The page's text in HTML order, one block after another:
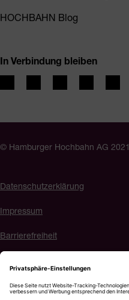
HOCHBAHN Blog
In Verbindung bleiben
© Hamburger Hochbahn AG 2021
Datenschutzerklärung
Impressum
Barrierefreiheit